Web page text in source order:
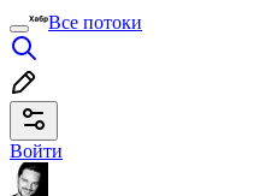
Все потоки
Войти